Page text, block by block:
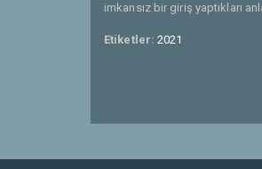
imkansız bir giriş yaptıkları
Etiketler:2021